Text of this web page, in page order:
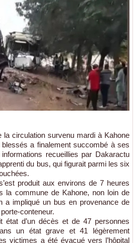
la circulation survenu mardi à Kahone
blessés a finalement succombé à ses
recueillies par Dakaractu
du bus, qui figurait parmi les six
produit aux environs de 7 heures
la commune de Kahone, non loin de
a impliqué un bus en provenance de
conteneur.
d’un décès et de 47 personnes
un état grave et 41 légèrement
victimes a été évacué vers l’hôpital